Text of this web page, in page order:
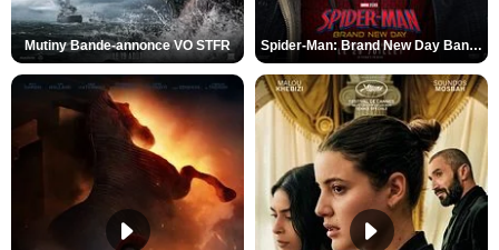
Mutiny Bande-annonce VO STFR Spider-Man: Brand New Day Bande-annonce VO STFR